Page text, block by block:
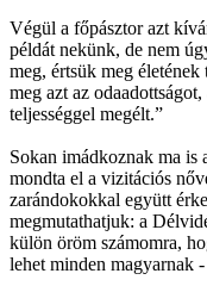
Végül a főpásztor azt
példát nekünk, de nem
meg, értsük meg
meg azt az
teljességgel megélt.”
Sokan imádkoznak ma is
mondta el a vizitációs
zarándokokkal együtt
megmutathatjuk: a
külön öröm számomra,
lehet minden magyarnak